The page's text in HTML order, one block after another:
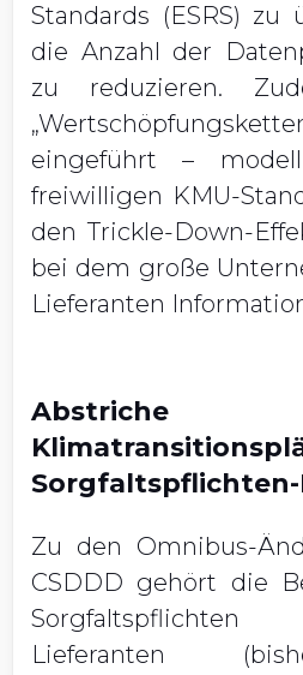
Standards (ESRS) zu
die Anzahl der
zu reduzieren.
eingeführt –
freiwilligen KMU-
den Trickle-Down-
bei dem große
Lieferanten
Zu den Omnibus-
CSDDD gehört die
Lieferanten